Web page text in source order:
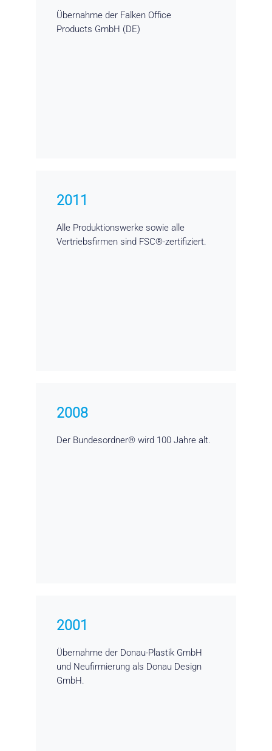
Übernahme der Falken Office
Products GmbH (DE)
2011
Alle Produktionswerke sowie alle
Vertriebsfirmen sind FSC®-zertifiziert.
2008
Der Bundesordner® wird 100 Jahre alt.
2001
Übernahme der Donau-Plastik GmbH
und Neufirmierung als Donau Design
GmbH.